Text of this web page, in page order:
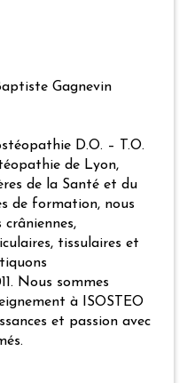
Gagnevin
D.O. – T.O.
de Lyon,
de la Santé et du
de formation, nous
tissulaires et
Nous sommes
à ISOSTEO
et passion avec